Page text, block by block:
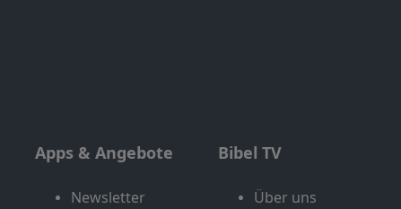
Apps & Angebote
Newsletter
Bibel TV
Über uns